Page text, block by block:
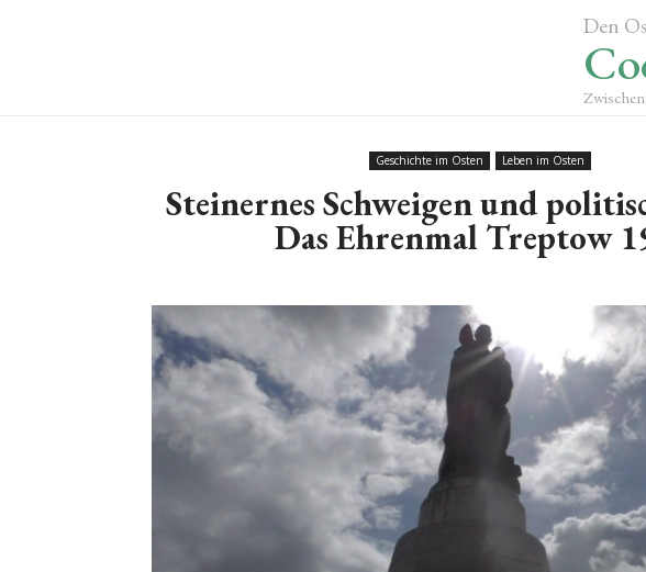
Den
Geschichte im Osten Leben im Osten
Steinernes Schweigen und
Das Ehrenmal Treptow